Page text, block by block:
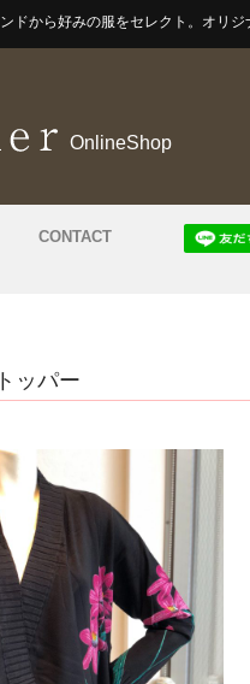
から好みの服をセレクト。オリジ
OnlineShop
CONTACT
ッパー